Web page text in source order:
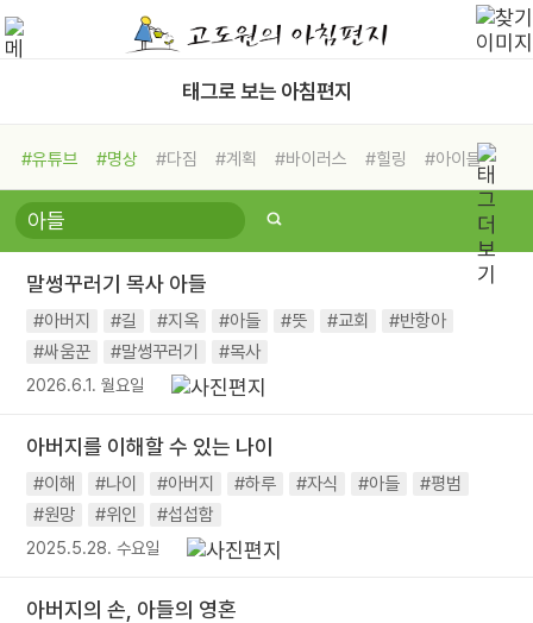
태그로 보는 아침편지
#유튜브 #명상 #다짐 #계획 #바이러스 #힐링
#아이들
#비전캠프
#독서캠프 #삶
#희망
#나눔 #친구 #링컨학교
#독서
#건강 #면역력
말썽꾸러기 목사 아들
#아버지 #길 #지옥 #아들 #뜻 #교회
#반항아
#싸움꾼
#말썽꾸러기 #목사
2026.6.1. 월요일
아버지를 이해할 수 있는 나이
#이해 #나이 #아버지 #하루 #자식 #아들
#평범
#원망
#위인 #섭섭함
2025.5.28. 수요일
아버지의 손, 아들의 영혼